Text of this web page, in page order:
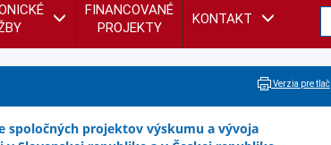
FINANCOVANÉ
PROJEKTY
KONTAKT
Verzia pre tlač
spoločných projektov výskumu a vývoja